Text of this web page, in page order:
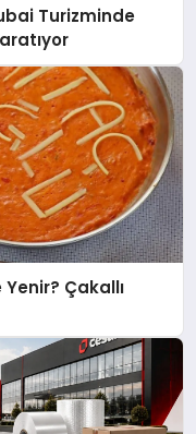
Turizminde
Çakallı